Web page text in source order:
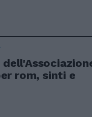
rom, sinti e